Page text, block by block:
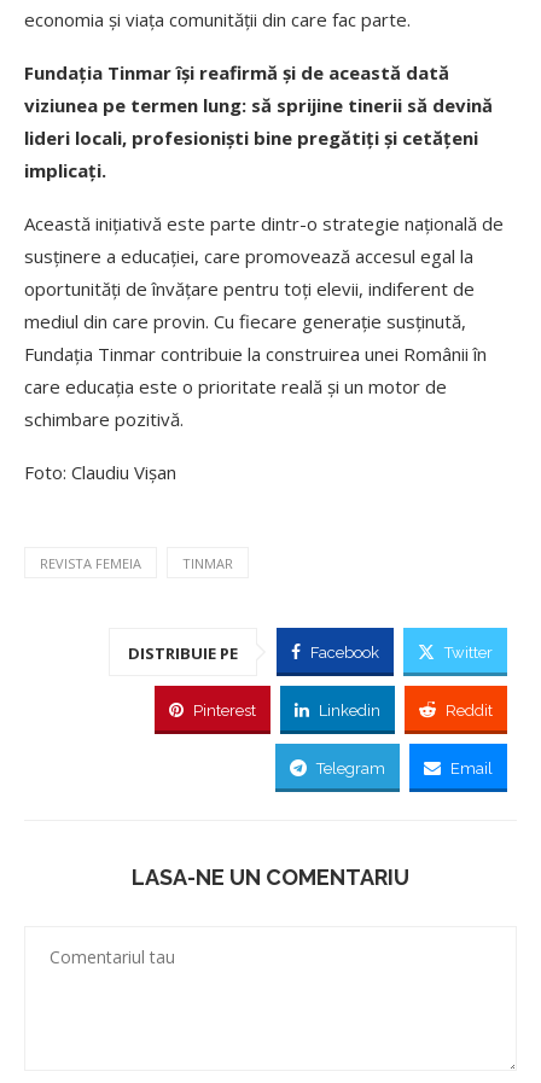
economia și viața comunității din care fac parte.
Fundația Tinmar își reafirmă și de această dată
viziunea pe termen lung: să sprijine tinerii să devină
lideri locali, profesioniști bine pregătiți și cetățeni
implicați.
Această inițiativă este parte dintr-o strategie națională de
susținere a educației, care promovează accesul egal la
oportunități de învățare pentru toți elevii, indiferent de
mediul din care provin. Cu fiecare generație susținută,
Fundația Tinmar contribuie la construirea unei Românii în
care educația este o prioritate reală și un motor de
schimbare pozitivă.
Foto: Claudiu Vișan
REVISTA FEMEIA TINMAR
DISTRIBUIE PE Facebook Twitter
Pinterest Linkedin Reddit
Telegram Email
LASA-NE UN COMENTARIU